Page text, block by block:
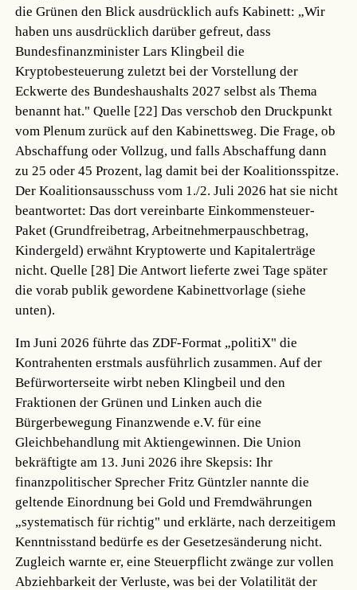
die Grünen den Blick ausdrücklich aufs Kabinett: „Wir
haben uns ausdrücklich darüber gefreut, dass
Bundesfinanzminister Lars Klingbeil die
Kryptobesteuerung zuletzt bei der Vorstellung der
Eckwerte des Bundeshaushalts 2027 selbst als Thema
benannt hat."Quelle [22] Das verschob den Druckpunkt
vom Plenum zurück auf den Kabinettsweg. Die Frage, ob
Abschaffung oder Vollzug, und falls Abschaffung dann
zu 25 oder 45 Prozent, lag damit bei der Koalitionsspitze.
Der Koalitionsausschuss vom 1./2. Juli 2026 hat sie nicht
beantwortet: Das dort vereinbarte Einkommensteuer-
Paket (Grundfreibetrag, Arbeitnehmerpauschbetrag,
Kindergeld) erwähnt Kryptowerte und Kapitalerträge
nicht.Quelle [28] Die Antwort lieferte zwei Tage später
die vorab publik gewordene Kabinettvorlage (siehe
unten).
Im Juni 2026 führte das ZDF-Format „politiX" die
Kontrahenten erstmals ausführlich zusammen. Auf der
Befürworterseite wirbt neben Klingbeil und den
Fraktionen der Grünen und Linken auch die
Bürgerbewegung Finanzwende e.V. für eine
Gleichbehandlung mit Aktiengewinnen. Die Union
bekräftigte am 13. Juni 2026 ihre Skepsis: Ihr
finanzpolitischer Sprecher Fritz Güntzler nannte die
geltende Einordnung bei Gold und Fremdwährungen
„systematisch für richtig" und erklärte, nach derzeitigem
Kenntnisstand bedürfe es der Gesetzesänderung nicht.
Zugleich warnte er, eine Steuerpflicht zwänge zur vollen
Abziehbarkeit der Verluste, was bei der Volatilität der